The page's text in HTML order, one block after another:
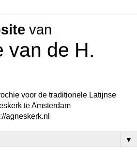
van
van de H.
voor de traditionele Latijnse
te Amsterdam
agneskerk.nl
▼